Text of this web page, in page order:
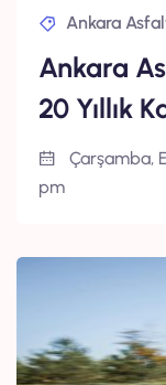
Ankara
Ankara
20 Yıllık
Çarşamba,
pm